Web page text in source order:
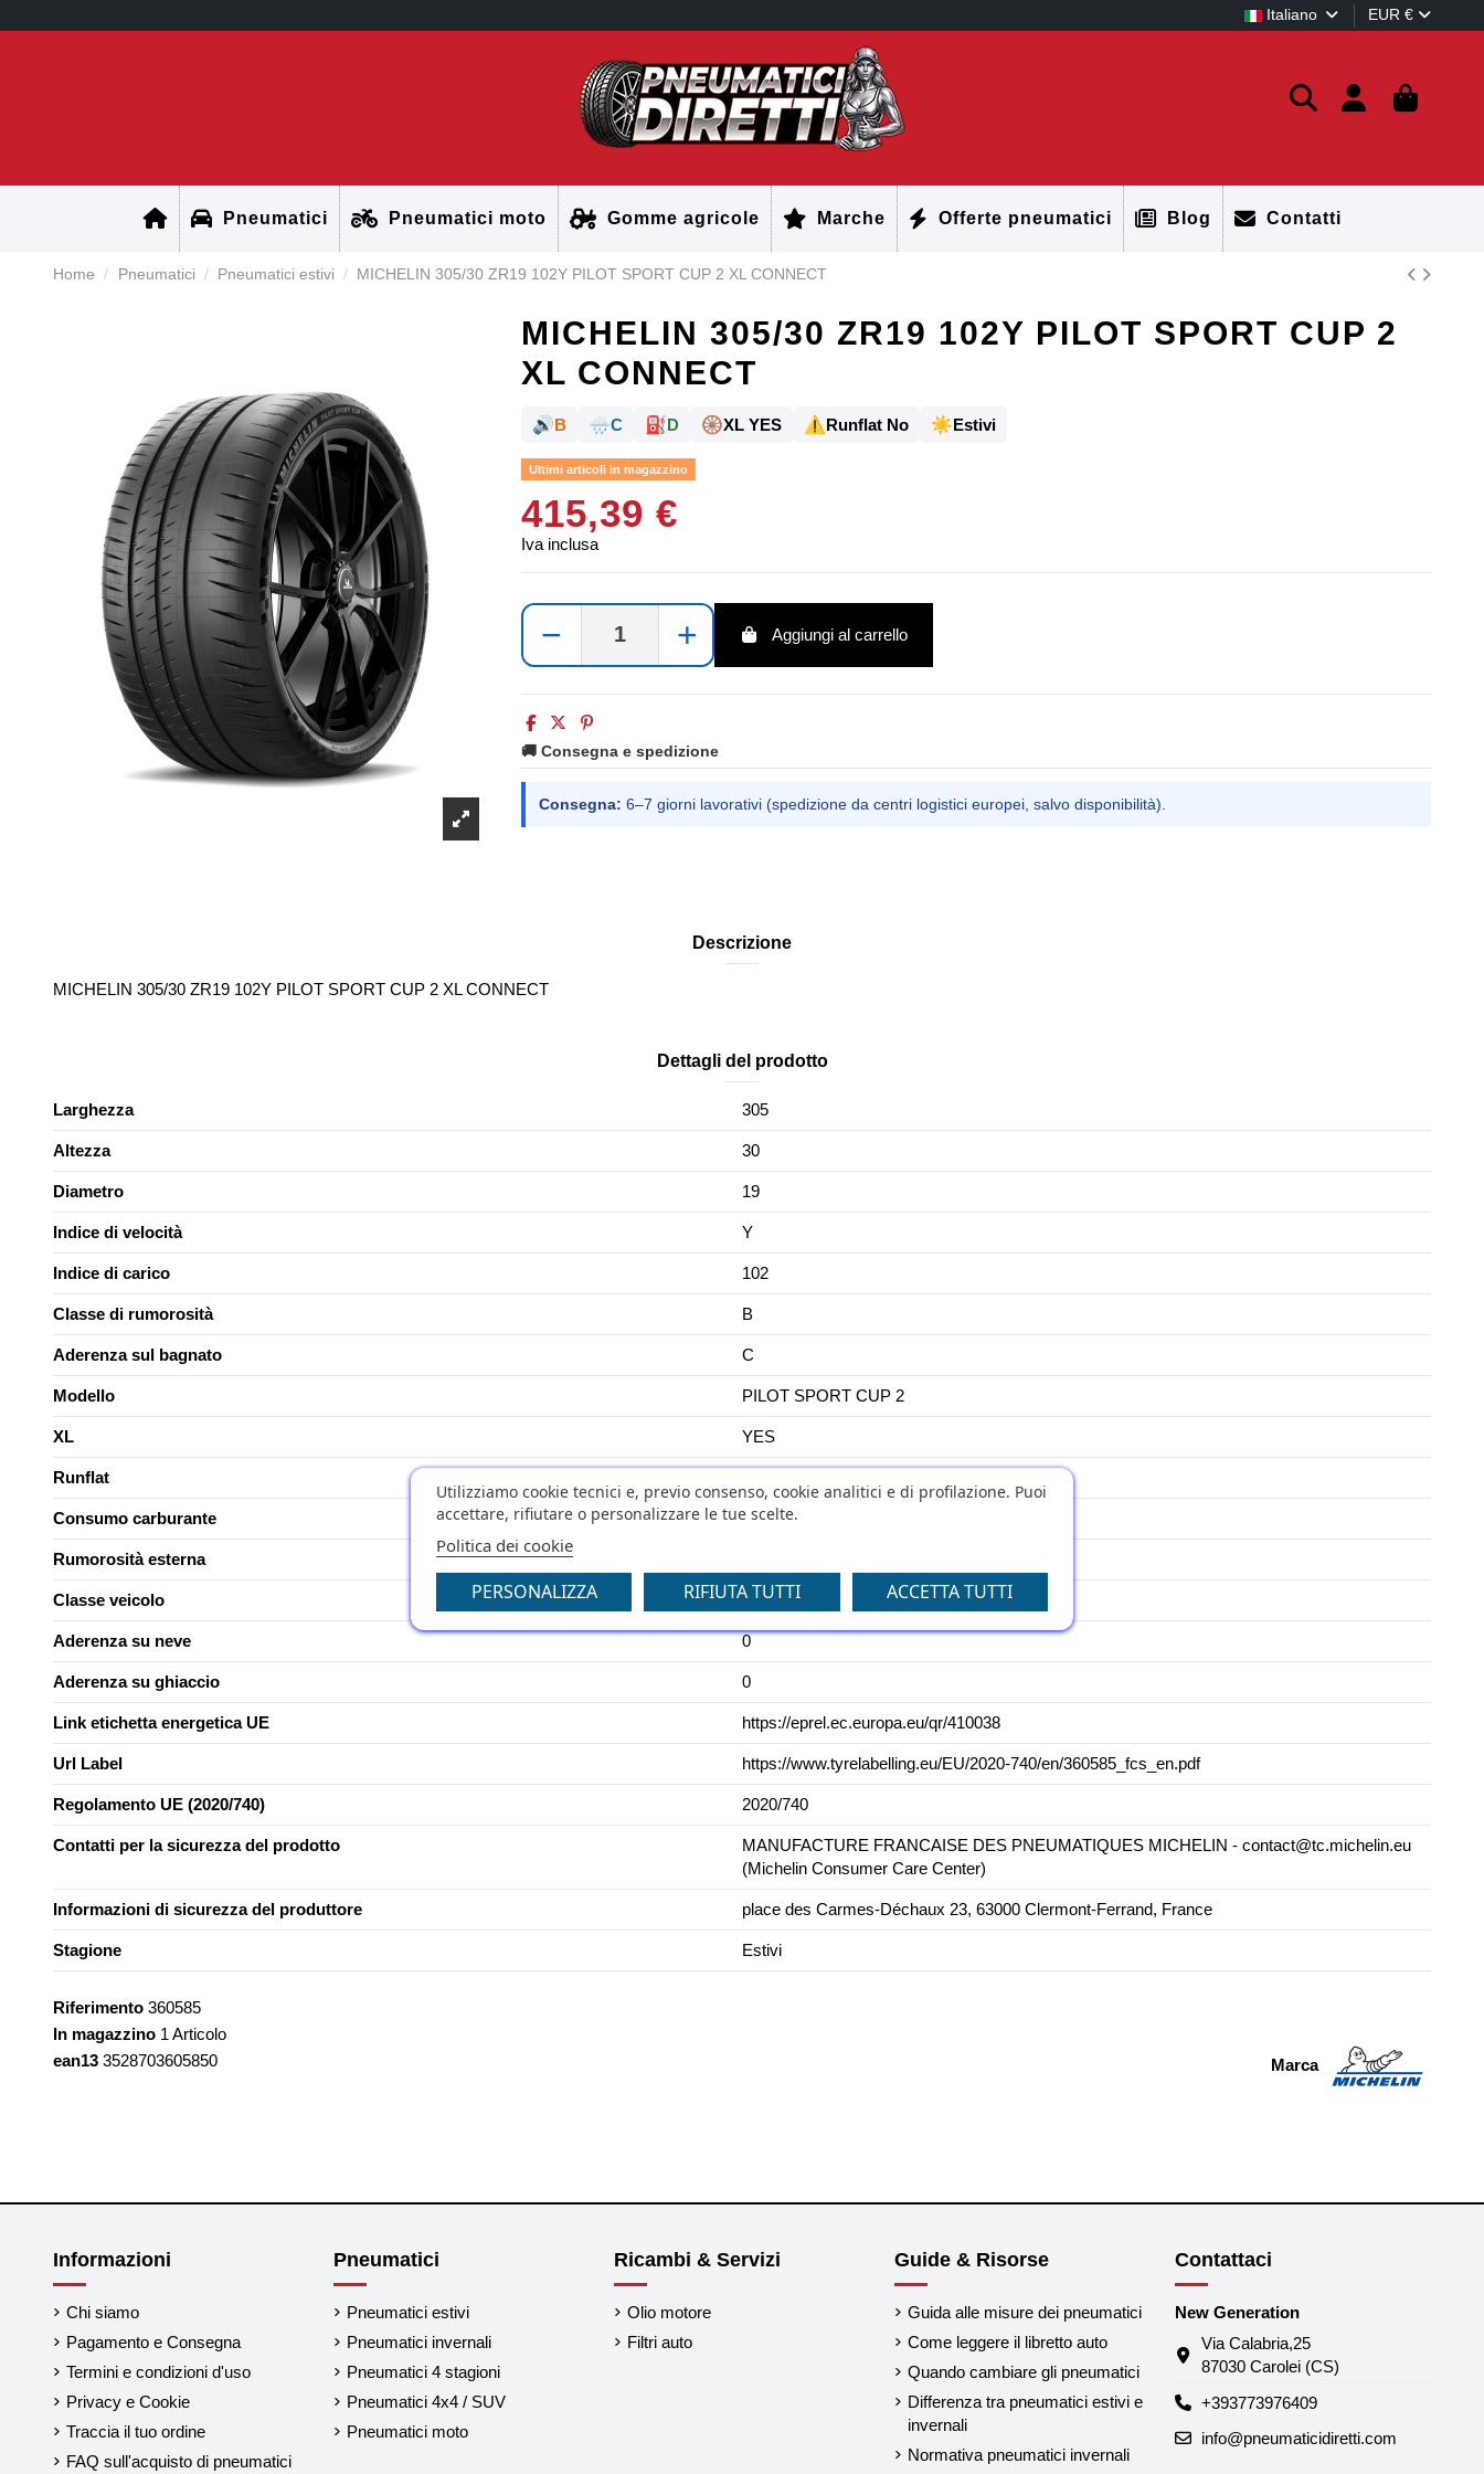
Italiano EUR €
Pneumatici Pneumatici moto Gomme agricole Marche Offerte pneumatici Blog Contatti
Home Pneumatici Pneumatici estivi MICHELIN 305/30 ZR19 102Y PILOT SPORT CUP 2 XL CONNECT
MICHELIN 305/30 ZR19 102Y PILOT SPORT CUP 2
XL CONNECT
🔊B 🌧️C ⛽D 🛞XL YES ⚠️Runflat No ☀️Estivi
Ultimi articoli in magazzino
415,39 €
Iva inclusa
− + Aggiungi al carrello
🚚 Consegna e spedizione
Consegna: 6–7 giorni lavorativi (spedizione da centri logistici europei, salvo disponibilità).
Descrizione
MICHELIN 305/30 ZR19 102Y PILOT SPORT CUP 2 XL CONNECT
Dettagli del prodotto
Larghezza 305
Altezza 30
Diametro 19
Indice di velocità Y
Indice di carico 102
Classe di rumorosità B
Aderenza sul bagnato C
Modello PILOT SPORT CUP 2
XL YES
Runflat
Consumo carburante D
Rumorosità esterna
Classe veicolo C1
Aderenza su neve 0
Aderenza su ghiaccio 0
Link etichetta energetica UE https://eprel.ec.europa.eu/qr/410038
Url Label https://www.tyrelabelling.eu/EU/2020-740/en/360585_fcs_en.pdf
Regolamento UE (2020/740) 2020/740
Contatti per la sicurezza del prodotto
MANUFACTURE FRANCAISE DES PNEUMATIQUES MICHELIN - contact@tc.michelin.eu
(Michelin Consumer Care Center)
Informazioni di sicurezza del produttore place des Carmes-Déchaux 23, 63000 Clermont-Ferrand, France
Stagione Estivi
Marca
Riferimento 360585
In magazzino 1 Articolo
ean13 3528703605850
Informazioni
Chi siamo
Pagamento e Consegna
Termini e condizioni d'uso
Privacy e Cookie
Traccia il tuo ordine
FAQ sull'acquisto di pneumatici
Pneumatici
Pneumatici estivi
Pneumatici invernali
Pneumatici 4 stagioni
Pneumatici 4x4 / SUV
Pneumatici moto
Ricambi & Servizi
Olio motore
Filtri auto
Guide & Risorse
Guida alle misure dei pneumatici
Come leggere il libretto auto
Quando cambiare gli pneumatici
Differenza tra pneumatici estivi e
invernali
Normativa pneumatici invernali
Contattaci
New Generation
Via Calabria,25
87030 Carolei (CS)
+393773976409
info@pneumaticidiretti.com
Utilizziamo cookie tecnici e, previo consenso, cookie analitici e di profilazione. Puoi
accettare, rifiutare o personalizzare le tue scelte.
Politica dei cookie
PERSONALIZZA RIFIUTA TUTTI ACCETTA TUTTI